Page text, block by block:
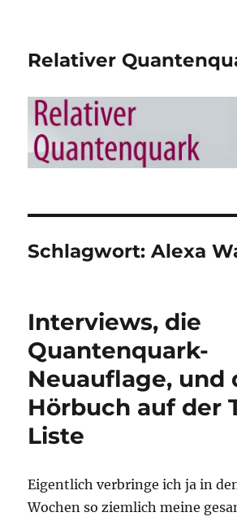
Relativer
Schlagwort:Alexa
Interviews, die
Quantenquark-
Neuauflage, und
Hörbuch auf der
Liste
Eigentlich verbringe ich ja in
Wochen so ziemlich meine